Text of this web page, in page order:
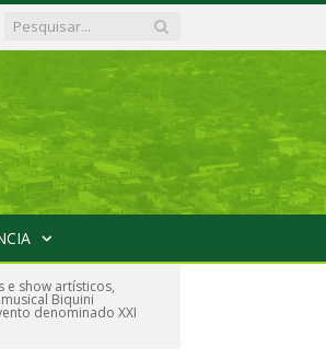
e show artísticos,
Biquini
denominado XXI